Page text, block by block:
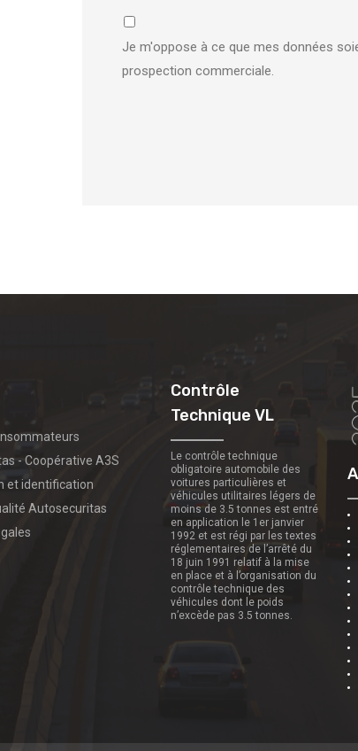
Je m'oppose à ce que mes données
prospection commerciale.
- Coopérative A3S
et identification
Autosecuritas
Contrôle
Technique VL
Le contrôle technique
obligatoire automobile des
voitures particulières et
véhicules utilitaires légers de
moins de 3.5 tonnes est entré
en application le 1er janvier
1992 et est régi par les textes
réglementaires de l’arrêté du
18 juin 1991 relatif à la mise
en place et à l’organisation du
contrôle technique des
véhicules dont le poids
n’excède pas 3.5 tonnes.